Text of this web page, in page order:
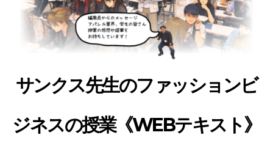
サンクス先生のファッションビ
ジネスの授業《WEBテキスト》